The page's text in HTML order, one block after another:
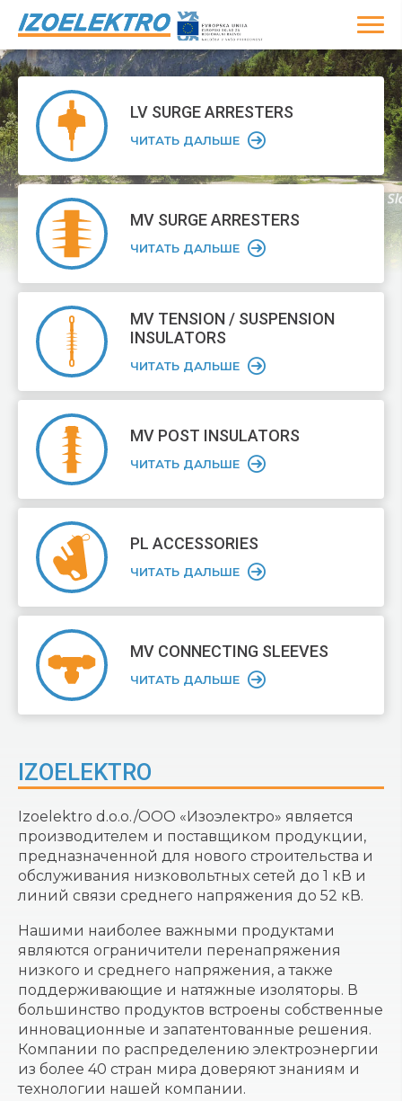
LV SURGEARRESTERS
ЧИТАТЬ ДАЛЬШЕ
MV SURGEARRESTERS
ЧИТАТЬ ДАЛЬШЕ
MV TENSION / SUSPENSION
INSULATORS
ЧИТАТЬ ДАЛЬШЕ
MV POST INSULATORS
ЧИТАТЬ ДАЛЬШЕ
PL ACCESSORIES
ЧИТАТЬ ДАЛЬШЕ
MV CONNECTING SLEEVES
ЧИТАТЬ ДАЛЬШЕ
IZOELEKTRO
Izoelektro d.o.o./ООО «Изоэлектро» является
производителем и поставщиком продукции,
предназначенной для нового строительства и
обслуживания низковольтных сетей до 1 кВ и
линий связи среднего напряжения до 52 кВ.
Нашими наиболее важными продуктами
являются ограничители перенапряжения
низкого и среднего напряжения, а также
поддерживающие и натяжные изоляторы. В
большинство продуктов встроены собственные
инновационные и запатентованные решения.
Компании по распределению электроэнергии
из более 40 стран мира доверяют знаниям и
технологии нашей компании.